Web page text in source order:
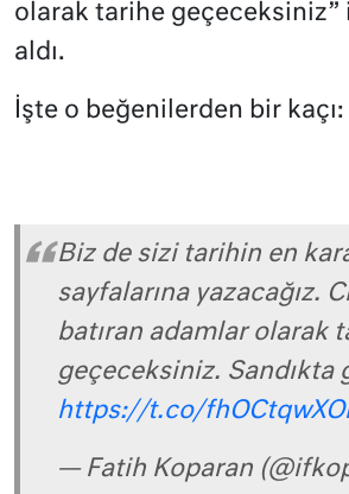
olarak tarihe geçeceksiniz”
aldı.
İşte o beğenilerden bir kaçı:
Biz de sizi tarihin en
sayfalarına yazacağız.
batıran adamlar olarak
geçeceksiniz. Sandıkta
https://t.co/
— Fatih Koparan